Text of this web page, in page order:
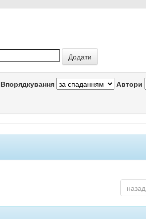
Впорядкування Автори
назад